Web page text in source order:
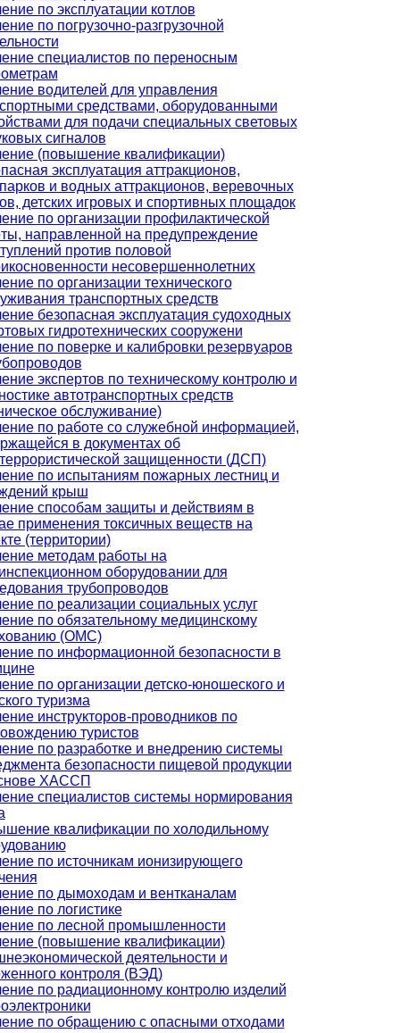
по эксплуатации котлов
по погрузочно-разгрузочной
специалистов по переносным
водителей для управления
средствами, оборудованными
для подачи специальных световых
сигналов
(повышение квалификации)
эксплуатация аттракционов,
и водных аттракционов, веревочных
детских игровых и спортивных площадок
по организации профилактической
направленной на предупреждение
против половой
несовершеннолетних
по организации технического
транспортных средств
безопасная эксплуатация судоходных
гидротехнических сооружени
по поверке и калибровки резервуаров
экспертов по техническому контролю и
автотранспортных средств
обслуживание)
по работе со служебной информацией,
в документах об
защищенности (ДСП)
по испытаниям пожарных лестниц и
крыш
способам защиты и действиям в
применения токсичных веществ на
(территории)
методам работы на
оборудовании для
трубопроводов
по реализации социальных услуг
по обязательному медицинскому
(ОМС)
по информационной безопасности в
по организации детско-юношеского и
туризма
инструкторов-проводников по
туристов
по разработке и внедрению системы
безопасности пищевой продукции
ХАССП
специалистов системы нормирования
квалификации по холодильному
по источникам ионизирующего
по дымоходам и вентканалам
по логистике
по лесной промышленности
(повышение квалификации)
деятельности и
контроля (ВЭД)
по радиационному контролю изделий
по обращению с опасными отходами